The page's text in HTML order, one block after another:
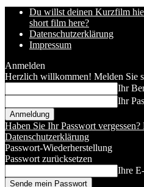
Du willst deinen Kurzfilm
short film here?
Datenschutzerklärung
Impressum
Anmelden
Herzlich willkommen! Melden Sie
Ihr
Ihr
Haben Sie Ihr Passwort
Datenschutzerklärung
Passwort-Wiederherstellung
Passwort zurücksetzen
Ihre